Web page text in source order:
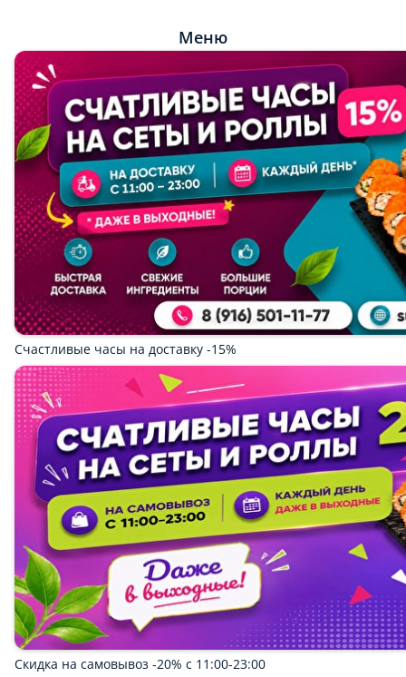
Скидка на самовывоз -20% с 11:00-23:00
Бесплатная Доставка от 800 руб
3 пиццы 25 см за 999-
3 пиццы 25 см за 1200-
3 пиццы 33 см за 1750-
Подарок 1500
Подарок 2000
Подарок 3000
Подарок от 5000 руб
Популярное
Наборы роллов
Роллы
Пицца